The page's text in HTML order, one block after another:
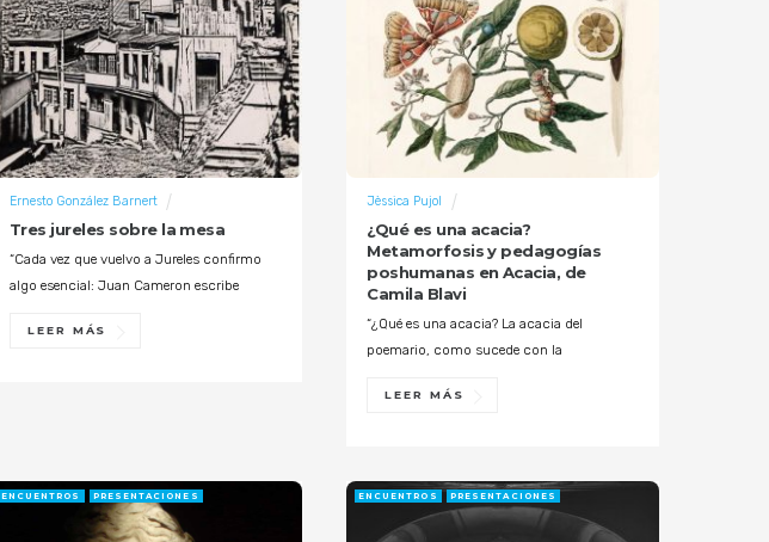
Tres jureles sobre la mesa
Ernesto González Barnert
“Cada vez que vuelvo a Jureles confirmo
algo esencial: Juan Cameron escribe
LEER MÁS
¿Qué es una acacia?
Metamorfosis y pedagogías
poshumanas en Acacia, de
Camila Blavi
Jèssica Pujol
“¿Qué es una acacia? La acacia del
poemario, como sucede con la
LEER MÁS
ENCUENTROS PRESENTACIONES ENCUENTROS PRESENTACIONES